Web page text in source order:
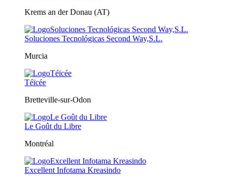
Krems an der Donau (AT)
Soluciones Tecnológicas Second Way,S.L.
Murcia
Téïcée
Bretteville-sur-Odon
Le Goût du Libre
Montréal
Excellent Infotama Kreasindo